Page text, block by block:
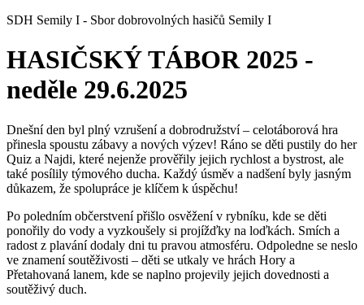
SDH Semily I - Sbor dobrovolných hasičů Semily I
HASIČSKÝ TÁBOR 2025 -
neděle 29.6.2025
Dnešní den byl plný vzrušení a dobrodružství – celotáborová hra
přinesla spoustu zábavy a nových výzev! Ráno se děti pustily do her
Quiz a Najdi, které nejenže prověřily jejich rychlost a bystrost, ale
také posílily týmového ducha. Každý úsměv a nadšení byly jasným
důkazem, že spolupráce je klíčem k úspěchu!
Po poledním občerstvení přišlo osvěžení v rybníku, kde se děti
ponořily do vody a vyzkoušely si projížďky na loďkách. Smích a
radost z plavání dodaly dni tu pravou atmosféru. Odpoledne se neslo
ve znamení soutěživosti – děti se utkaly ve hrách Hory a
Přetahovaná lanem, kde se naplno projevily jejich dovednosti a
soutěživý duch.